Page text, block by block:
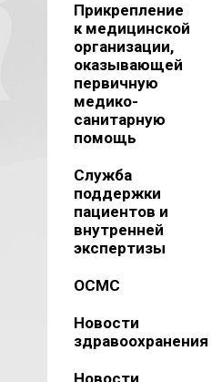
Прикрепление
к медицинской
организации,
оказывающей
первичную
медико-
санитарную
помощь
Служба
поддержки
пациентов и
внутренней
экспертизы
ОСМС
Новости
здравоохранения
Новости